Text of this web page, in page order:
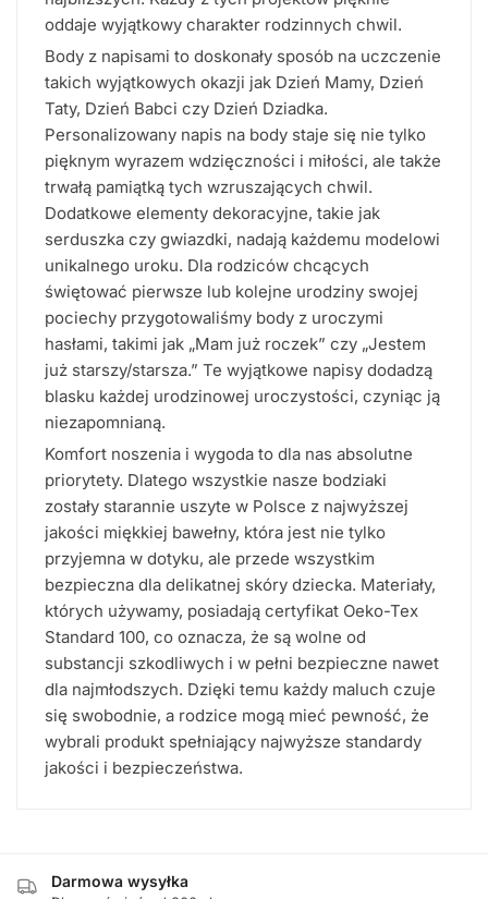
oddaje wyjątkowy charakter rodzinnych chwil.
Body z napisami to doskonały sposób na uczczenie
takich wyjątkowych okazji jak Dzień Mamy, Dzień
Taty, Dzień Babci czy Dzień Dziadka.
Personalizowany napis na body staje się nie tylko
pięknym wyrazem wdzięczności i miłości, ale także
trwałą pamiątką tych wzruszających chwil.
Dodatkowe elementy dekoracyjne, takie jak
serduszka czy gwiazdki, nadają każdemu modelowi
unikalnego uroku. Dla rodziców chcących
świętować pierwsze lub kolejne urodziny swojej
pociechy przygotowaliśmy body z uroczymi
hasłami, takimi jak „Mam już roczek” czy „Jestem
już starszy/starsza.” Te wyjątkowe napisy dodadzą
blasku każdej urodzinowej uroczystości, czyniąc ją
niezapomnianą.
Komfort noszenia i wygoda to dla nas absolutne
priorytety. Dlatego wszystkie nasze bodziaki
zostały starannie uszyte w Polsce z najwyższej
jakości miękkiej bawełny, która jest nie tylko
przyjemna w dotyku, ale przede wszystkim
bezpieczna dla delikatnej skóry dziecka. Materiały,
których używamy, posiadają certyfikat Oeko-Tex
Standard 100, co oznacza, że są wolne od
substancji szkodliwych i w pełni bezpieczne nawet
dla najmłodszych. Dzięki temu każdy maluch czuje
się swobodnie, a rodzice mogą mieć pewność, że
wybrali produkt spełniający najwyższe standardy
jakości i bezpieczeństwa.
Darmowa wysyłka